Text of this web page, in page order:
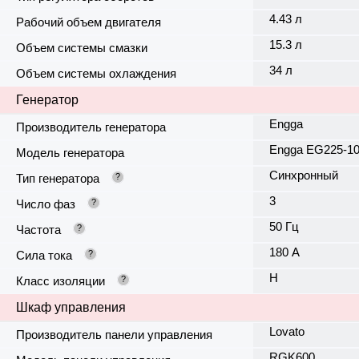
Рабочий объем двигателя 4.43 л
Объем системы смазки 15.3 л
Объем системы охлаждения 34 л
Генератор
Производитель генератора
Engga
Модель генератора Engga EG225-
Тип генератора ? Синхронный
Число фаз ? 3
Частота ? 50 Гц
Сила тока ? 180 А
Класс изоляции ? H
Шкаф управления
Производитель панели управления
Lovato